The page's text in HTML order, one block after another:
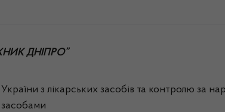
ДНІПРО”
з лікарських засобів та контролю за
засобами